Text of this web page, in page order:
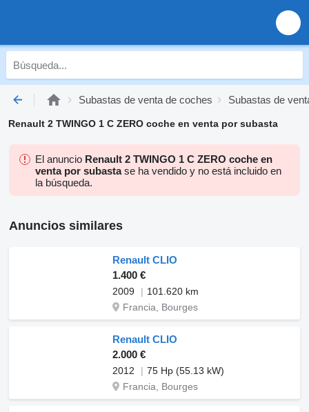
Subastas de venta de coches Subastas de
Renault 2 TWINGO 1 C ZERO coche en venta por subasta
El anuncio Renault 2 TWINGO 1 C ZERO coche en
venta por subastase ha vendido y no está incluido en
la búsqueda.
Anuncios similares
Renault CLIO
1.400 €
2009
101.620 km
Francia, Bourges
Renault CLIO
2.000 €
2012
75 Hp (55.13 kW)
Francia, Bourges